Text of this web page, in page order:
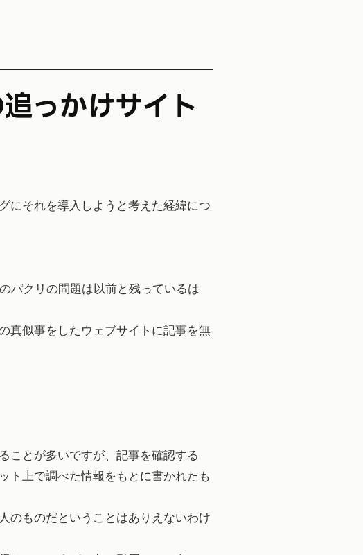
にそれを導入しようと考えた経緯につ
パクリの問題は以前と残っているは
真似事をしたウェブサイトに記事を無
ことが多いですが、記事を確認する
ト上で調べた情報をもとに書かれたも
のものだということはありえないわけ